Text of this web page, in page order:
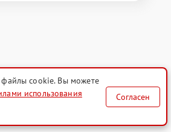
файлы cookie. Вы можете
использования
Согласен